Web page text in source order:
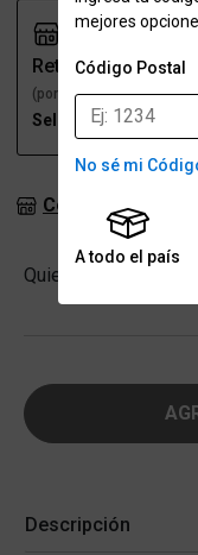
mejores
Código Postal
No sé mi
A todo el país
Retiro
(por una sucursal)
Seleccioná talle
Consultar stock
Quiero Cantidad
Descripción